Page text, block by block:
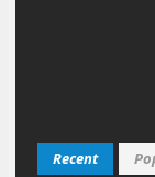
Recent